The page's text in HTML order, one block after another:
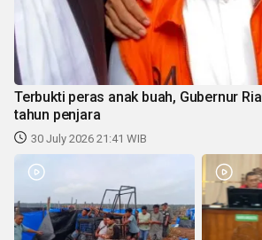
Terbukti peras anak buah, Gubernur
tahun penjara
30 July 2026 21:41 WIB